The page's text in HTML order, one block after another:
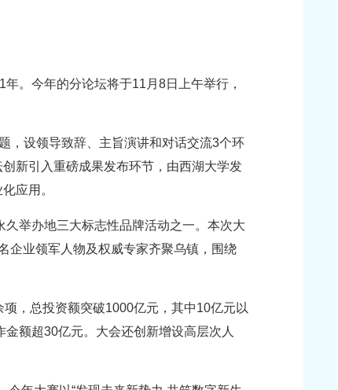
。今年的分论坛将于11月8日上午举行，
，设领导致辞、主旨演讲和对话交流3个环
新引入重磅成果发布环节，由西湖大学发
应用。
举办地三大标志性品牌活动之一。本次大
企业领军人物及权威专家齐聚乌镇，围绕
，总投资额突破1000亿元，其中10亿元以
额超30亿元。大会还创新增设高层次人